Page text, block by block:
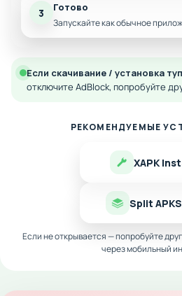
3 Готово
Запускайте как обычное
Если скачивание / установка
отключите AdBlock, попробуйте
РЕКОМЕНДУЕМЫЕ
XAPK
Split
Если не открывается — попробуйте
через мобильный